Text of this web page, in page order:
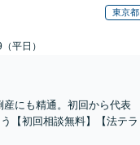
東京都
平日）
産にも精通。初回から代表
【初回相談無料】【法テラ